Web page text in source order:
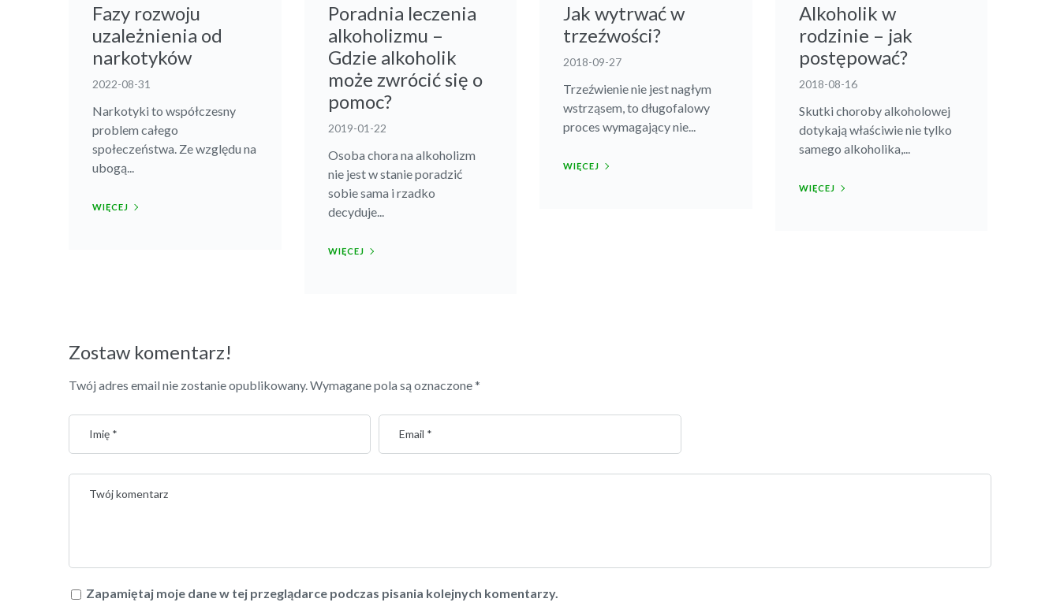
Fazy rozwoju
uzależnienia od
narkotyków
2022-08-31
Narkotyki to współczesny
problem całego
społeczeństwa. Ze względu na
ubogą...
WIĘCEJ
Poradnia leczenia
alkoholizmu –
Gdzie alkoholik
może zwrócić się o
pomoc?
2019-01-22
Osoba chora na alkoholizm
nie jest w stanie poradzić
sobie sama i rzadko
decyduje...
WIĘCEJ
Jak wytrwać w
trzeźwości?
2018-09-27
Trzeźwienie nie jest nagłym
wstrząsem, to długofalowy
proces wymagający nie...
WIĘCEJ
Alkoholik w
rodzinie – jak
postępować?
2018-08-16
Skutki choroby alkoholowej
dotykają właściwie nie tylko
samego alkoholika,...
WIĘCEJ
Zostaw komentarz!
Twój adres email nie zostanie opublikowany. Wymagane pola są oznaczone*
Zapamiętaj moje dane w tej przeglądarce podczas pisania kolejnych komentarzy.